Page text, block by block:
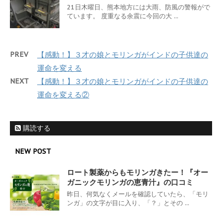
21日木曜日、熊本地方には大雨、防風の警報がで
ています。 度重なる余震に今回の大 ...
PREV
【感動！】３才の娘とモリンガがインドの子供達の
運命を変える
NEXT
【感動！】３才の娘とモリンガがインドの子供達の
運命を変える②
購読する
NEW POST
ロート製薬からもモリンガきたー！『オー
ガニックモリンガの恵青汁』の口コミ
昨日、何気なくメールを確認していたら、「モリ
ンガ」の文字が目に入り、「？」とその ...